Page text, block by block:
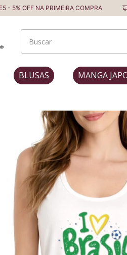
NA PRIMEIRA COMPRA Frete
BLUSAS MANGA